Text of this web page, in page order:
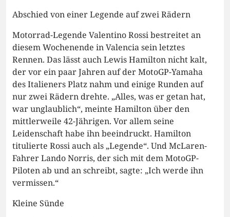
Abschied von einer Legende auf zwei Rädern
Motorrad-Legende Valentino Rossi bestreitet an
diesem Wochenende in Valencia sein letztes
Rennen. Das lässt auch Lewis Hamilton nicht kalt,
der vor ein paar Jahren auf der MotoGP-Yamaha
des Italieners Platz nahm und einige Runden auf
nur zwei Rädern drehte. „Alles, was er getan hat,
war unglaublich“, meinte Hamilton über den
mittlerweile 42-Jährigen. Vor allem seine
Leidenschaft habe ihn beeindruckt. Hamilton
titulierte Rossi auch als „Legende“. Und McLaren-
Fahrer Lando Norris, der sich mit dem MotoGP-
Piloten ab und an schreibt, sagte: „Ich werde ihn
vermissen.“
Kleine Sünde